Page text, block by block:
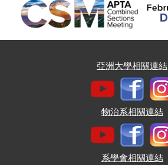
亞洲大學相關連結
物治系相關連結
系學會相關連結